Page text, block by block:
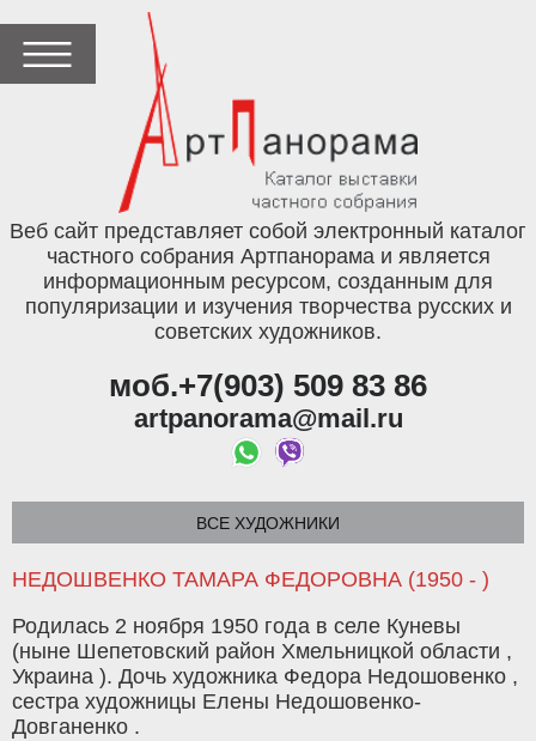
Веб сайт представляет собой электронный каталог
частного собрания Артпанорама и является
информационным ресурсом, созданным для
популяризации и изучения творчества русских и
советских художников.
моб.+7(903) 509 83 86
artpanorama@mail.ru
ВСЕ ХУДОЖНИКИ
НЕДОШВЕНКО ТАМАРА ФЕДОРОВНА (1950 - )
Родилась 2 ноября 1950 года в селе Куневы
(ныне Шепетовский район Хмельницкой области ,
Украина ). Дочь художника Федора Недошовенко ,
сестра художницы Елены Недошовенко-
Довганенко .